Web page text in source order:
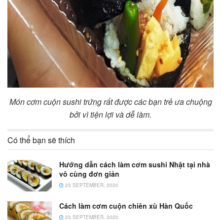
Món cơm cuộn sushi trứng rất được các bạn trẻ ưa chuộng
bởi vì tiện lợi và dễ làm.
Có thể bạn sẽ thích
Hướng dẫn cách làm cơm sushi Nhật tại nhà
vô cùng đơn giản
23 SEPTEMBER, 2020
Cách làm cơm cuộn chiên xù Hàn Quốc
23 SEPTEMBER, 2020